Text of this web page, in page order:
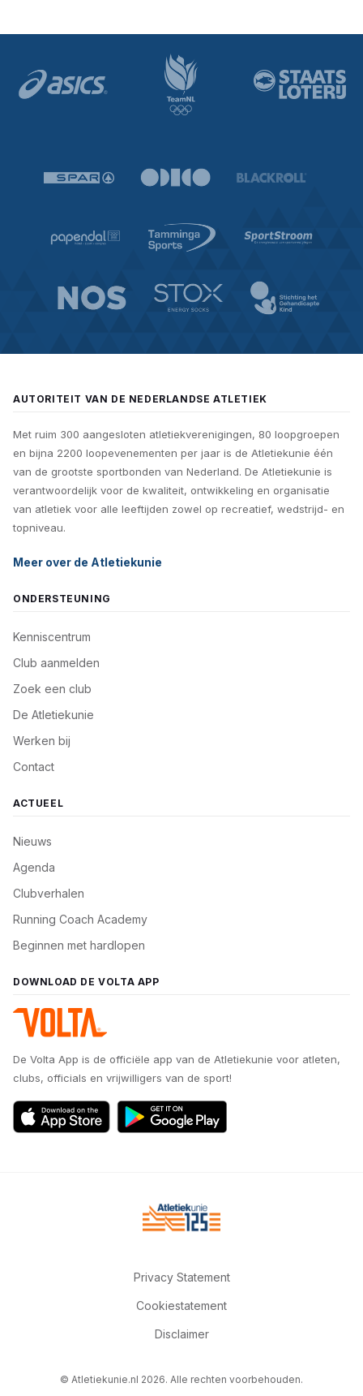
AUTORITEIT VAN DE NEDERLANDSE ATLETIEK
Met ruim 300 aangesloten atletiekverenigingen, 80 loopgroepen
en bijna 2200 loopevenementen per jaar is de Atletiekunie één
van de grootste sportbonden van Nederland. De Atletiekunie is
verantwoordelijk voor de kwaliteit, ontwikkeling en organisatie
van atletiek voor alle leeftijden zowel op recreatief, wedstrijd- en
topniveau.
Meer over de Atletiekunie
ONDERSTEUNING
Kenniscentrum
Club aanmelden
Zoek een club
De Atletiekunie
Werken bij
Contact
ACTUEEL
Nieuws
Agenda
Clubverhalen
Running Coach Academy
Beginnen met hardlopen
DOWNLOAD DE VOLTA APP
De Volta App is de officiële app van de Atletiekunie voor atleten,
clubs, officials en vrijwilligers van de sport!
Privacy Statement
Cookiestatement
Disclaimer
© Atletiekunie.nl 2026. Alle rechten voorbehouden.